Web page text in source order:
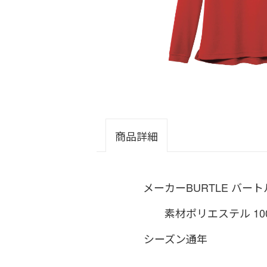
商品詳細
メーカーBURTLE バート
素材ポリエステル
シーズン通年